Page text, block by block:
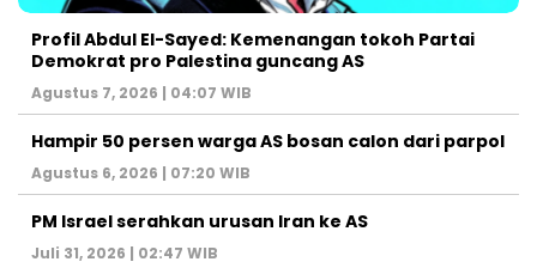
Profil Abdul El-Sayed: Kemenangan tokoh Partai
Demokrat pro Palestina guncang AS
Agustus 7, 2026 | 04:07 WIB
Hampir 50 persen warga AS bosan calon dari parpol
Agustus 6, 2026 | 07:20 WIB
PM Israel serahkan urusan Iran ke AS
Juli 31, 2026 | 02:47 WIB